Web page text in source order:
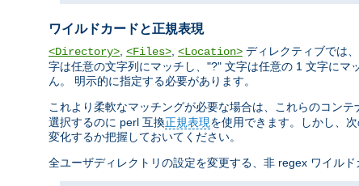
ワイルドカードと正規表現
<Directory> <Files> <Location> ディレクティブでは
字は任意の文字列にマッチし、"?" 文字は任意の 1 文字にマ
ん。 明示的に指定する必要があります。
これより柔軟なマッチングが必要な場合は、これらのコン
選択するのに perl 互換正規表現を使用できます。しかし、
変化するか把握しておいてください。
全ユーザディレクトリの設定を変更する、非 regex ワイルド